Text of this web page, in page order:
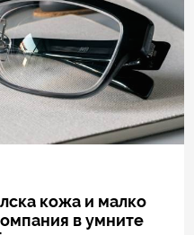
кожа и малко
в умните